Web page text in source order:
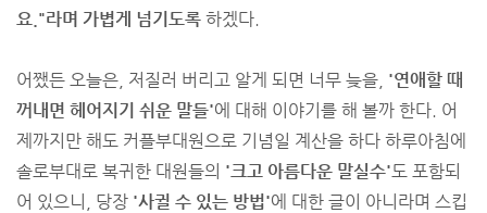
요."라며 가볍게 넘기도록 하겠다.
어쨌든 오늘은, 저질러 버리고 알게 되면 너무 늦을, '연애할 때
꺼내면 헤어지기 쉬운 말들'에 대해 이야기를 해 볼까 한다. 어
제까지만 해도 커플부대원으로 기념일 계산을 하다 하루아침에
솔로부대로 복귀한 대원들의 '크고 아름다운 말실수'도 포함되
어 있으니, 당장 '사귈 수 있는 방법'에 대한 글이 아니라며 스킵